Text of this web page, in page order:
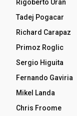
Rigoberto Urán
Tadej Pogacar
Richard Carapaz
Primoz Roglic
Sergio Higuita
Fernando Gaviria
Mikel Landa
Chris Froome